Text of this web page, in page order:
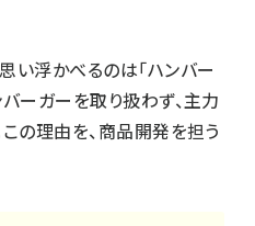
い浮かべるのは「ハンバー
バーガーを取り扱わず、主力
この理由を、商品開発を担う